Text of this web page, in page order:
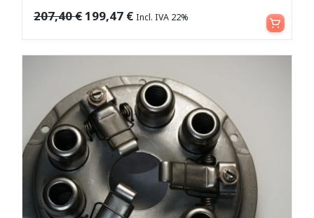
207,40€199,47 € Incl. IVA 22% Leggi tutto